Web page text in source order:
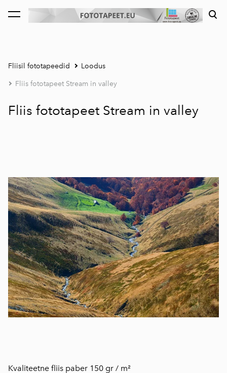
lisati ostukorvi. Vaata ostukorvi
Fliisil fototapeedid Loodus
Fliis fototapeet Stream in valley
Fliis fototapeet Stream in valley
​Kvaliteetne fliis paber 150 gr / m²